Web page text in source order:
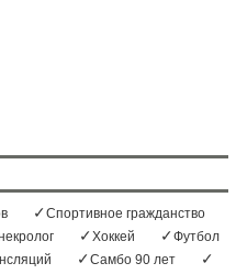
Спортивное гражданство
Хоккей
Футбол
Самбо 90 лет